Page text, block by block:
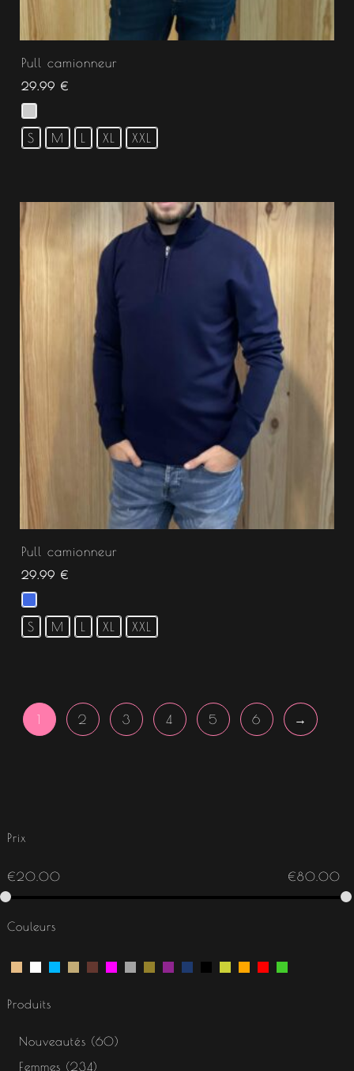
Prix
€20.00 €80.00
Couleurs
Produits
Nouveautés
60
Femmes
234
Pull camionneur
29.99 €
S M XL XXL
Pull camionneur
29.99 €
S M L XL XXL
1 2 3 4 5 6 →